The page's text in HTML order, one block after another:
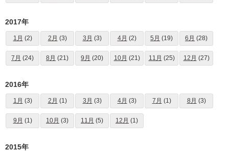
2017年
1月 (2) 2月 (3) 3月 (3) 4月 (2) 5月 (19) 6月 (28)
7月 (24) 8月 (21) 9月 (20) 10月 (21) 11月 (25) 12月 (27)
2016年
1月 (3) 2月 (1) 3月 (3) 4月 (3) 7月 (1) 8月 (3)
9月 (1) 10月 (3) 11月 (5) 12月 (1)
2015年